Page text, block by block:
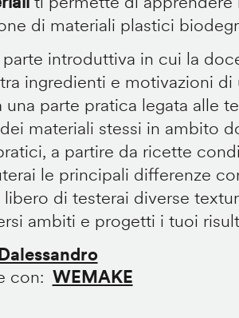
di materiali plastici
introduttiva in cui la
ingredienti e motivazioni di
una parte pratica legata alle
materiali stessi in ambito
a partire da ricette
le principali differenze
libero di testerai diverse
ambiti e progetti i tuoi
con
WEMAKE